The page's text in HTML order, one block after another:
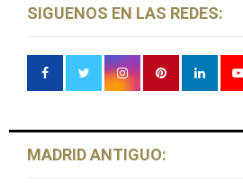
SIGUENOS EN LAS REDES:
MADRID ANTIGUO: